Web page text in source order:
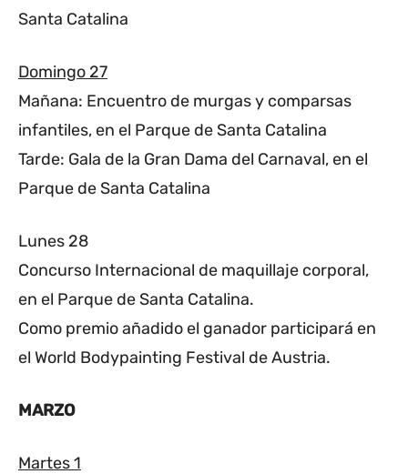
Santa Catalina
Domingo 27
Mañana: Encuentro de murgas y comparsas
infantiles, en el Parque de Santa Catalina
Tarde: Gala de la Gran Dama del Carnaval, en el
Parque de Santa Catalina
Lunes 28
Concurso Internacional de maquillaje corporal,
en el Parque de Santa Catalina.
Como premio añadido el ganador participará en
el World Bodypainting Festival de Austria.
MARZO
Martes 1